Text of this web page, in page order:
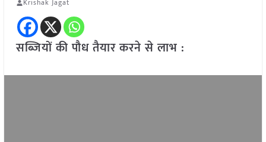
Krishak Jagat
सब्जियों की पौध तैयार करने से लाभ :